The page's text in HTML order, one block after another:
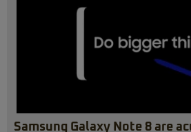
Samsung Galaxy Note 8 are